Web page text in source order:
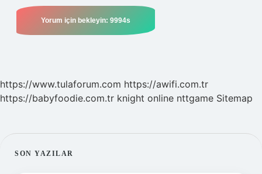
https://www.tulaforum.com https://awifi.com.tr
https://babyfoodie.com.tr knight online nttgame Sitemap
SIDEBAR
SON YAZILAR